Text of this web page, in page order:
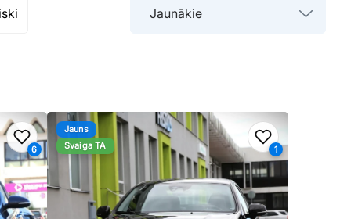
Jaunākie
6
Pievienot favorītiem 1
Pievienot
Jauns
Svaiga TA